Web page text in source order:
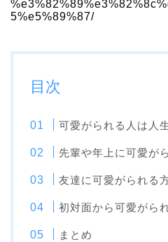
5%e5%89%87/
目次
可愛がられる人は人
先輩や年上に可愛が
友達に可愛がられる
初対面から可愛がら
まとめ